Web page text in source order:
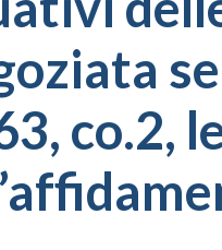
co.2,